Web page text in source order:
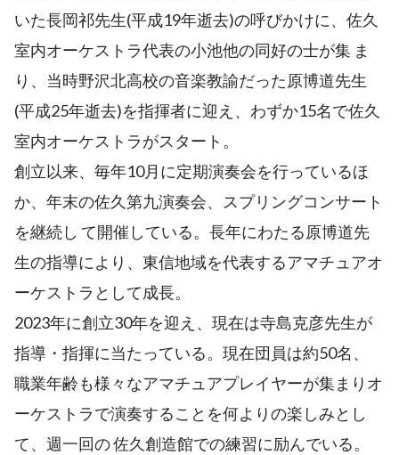
いた長岡祁先生(平成19年逝去)の呼びかけに、佐久
室内オーケストラ代表の小池他の同好の士が集 ま
り、当時野沢北高校の音楽教諭だった原博道先生
(平成25年逝去)を指揮者に迎え、わずか15名で佐久
室内オーケストラがスタート。
創立以来、毎年10月に定期演奏会を行っているほ
か、年末の佐久第九演奏会、スプリングコンサート
を継続し て開催している。長年にわたる原博道先
生の指導により、東信地域を代表するアマチュアオ
ーケストラとして成長。
2023年に創立30年を迎え、現在は寺島克彦先生が
指導・指揮に当たっている。現在団員は約50名、
職業年齢も様々なアマチュアプレイヤーが集まりオ
ーケストラで演奏することを何よりの楽しみとし
て、週一回の 佐久創造館での練習に励んでいる。